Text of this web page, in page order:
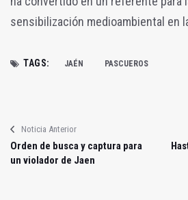
sensibilización medioambiental en
TAGS: JAÉN PASCUEROS
Noticia Anterior
Orden de busca y captura para
un violador de Jaen